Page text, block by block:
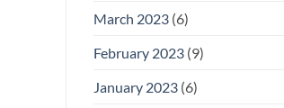
March 2023(6)
February 2023(9)
January 2023(6)